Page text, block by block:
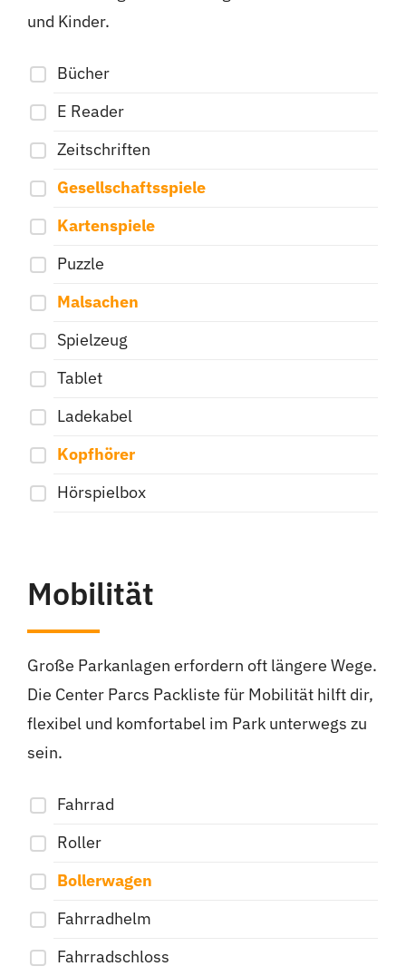
und Kinder.
Bücher
E Reader
Zeitschriften
Gesellschaftsspiele
Kartenspiele
Puzzle
Malsachen
Spielzeug
Tablet
Ladekabel
Kopfhörer
Hörspielbox
Mobilität
Große Parkanlagen erfordern oft längere Wege.
Die Center Parcs Packliste für Mobilität hilft dir,
flexibel und komfortabel im Park unterwegs zu
sein.
Fahrrad
Roller
Bollerwagen
Fahrradhelm
Fahrradschloss